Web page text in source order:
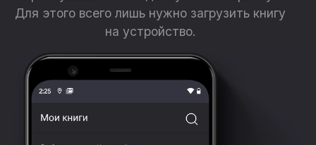
Для этого всего лишь нужно загрузить книгу
на устройство.